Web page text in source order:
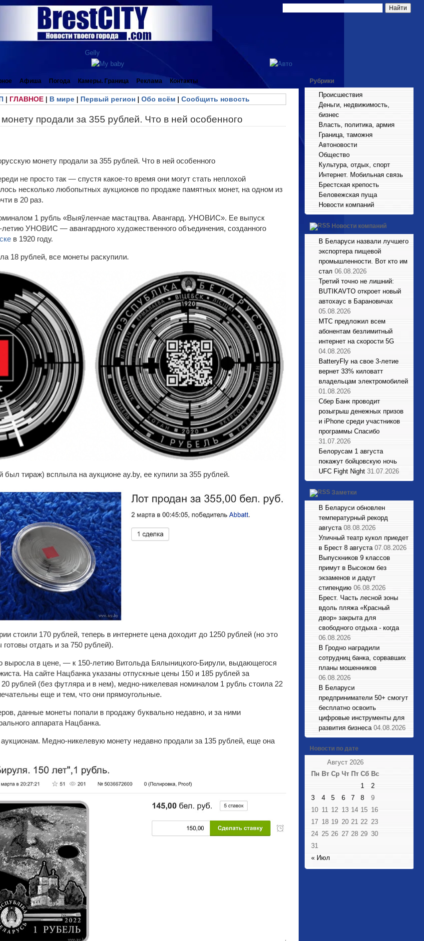
Афиша Погода Камеры. Граница Реклама Контакты
| ГЛАВНОЕ| В мире| Первый регион| Обо всём| Сообщить новость
продали за 355 рублей. Что в ней особенного
не просто так — спустя какое-то время они могут стать неплохой
несколько любопытных аукционов по продаже памятных монет, на одном из
в 20 раз.
1 рубль «Выяўленчае мастацтва. Авангард. УНОВИС». Ее выпуск
летию УНОВИС — авангардного художественного объединения, созданного
в 1920 году.
18 рублей, все монеты раскупили.
был тираж) всплыла на аукционе ay.by, ее купили за 355 рублей.
стоили 170 рублей, теперь в интернете цена доходит до 1250 рублей (но это
отдать и за 750 рублей).
выросла в цене, — к 150-летию Витольда Бялыницкого-Бирули, выдающегося
На сайте Нацбанка указаны отпускные цены 150 и 185 рублей за
рублей (без футляра и в нем), медно-никелевая номиналом 1 рубль стоила 22
еще и тем, что они прямоугольные.
данные монеты попали в продажу буквально недавно, и за ними
аппарата Нацбанка.
Медно-никелевую монету недавно продали за 135 рублей, еще она
Рубрики
Происшествия
Деньги, недвижимость,
бизнес
Власть, политика, армия
Граница, таможня
Автоновости
Общество
Культура, отдых, спорт
Интернет. Мобильная связь
Брестская крепость
Беловежская пуща
Новости компаний
Новости компаний
В Беларуси назвали лучшего
экспортера пищевой
промышленности. Вот кто им
стал 06.08.2026
Третий точно не лишний:
BUTIKAVTO откроет новый
автохаус в Барановичах
05.08.2026
МТС предложил всем
абонентам безлимитный
интернет на скорости 5G
04.08.2026
BatteryFly на свое 3-летие
вернет 33% киловатт
владельцам электромобилей
01.08.2026
Сбер Банк проводит
розыгрыш денежных призов
и iPhone среди участников
программы Спасибо
31.07.2026
Белорусам 1 августа
покажут бойцовскую ночь
UFC Fight Night 31.07.2026
Заметки
В Беларуси обновлен
температурный рекорд
августа 08.08.2026
Уличный театр кукол приедет
в Брест 8 августа 07.08.2026
Выпускников 9 классов
примут в Высоком без
экзаменов и дадут
стипендию 06.08.2026
Брест. Часть лесной зоны
вдоль пляжа «Красный
двор» закрыта для
свободного отдыха - когда
06.08.2026
В Гродно наградили
сотрудниц банка, сорвавших
планы мошенников
06.08.2026
В Беларуси
предприниматели 50+ смогут
бесплатно освоить
цифровые инструменты для
развития бизнеса 04.08.2026
Новости по дате
Август 2026
Пн Вт Ср Чт Пт Сб Вс
« Июл
1
2
3
4 5 6 7 8
9
10 11 12 13 14 15 16
17 18 19 20 21 22 23
24 25 26 27 28 29 30
31